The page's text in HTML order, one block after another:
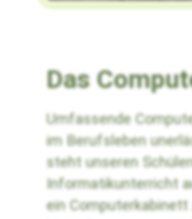
Das
Umfassende
im Berufsleben
steht unseren
Informatikunterricht
ein Computerkabinett